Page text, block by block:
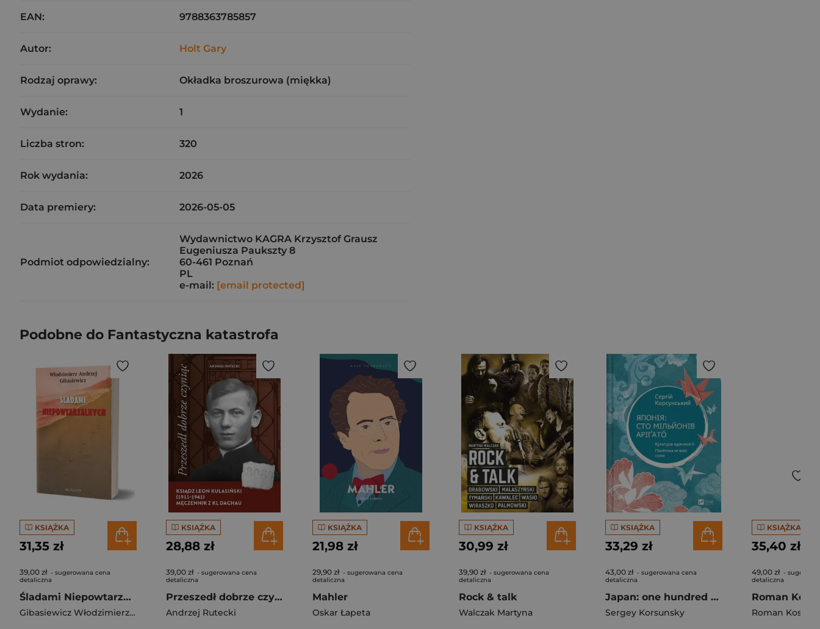
EAN: 9788363785857
Autor: Holt Gary
Rodzaj oprawy: Okładka broszurowa (miękka)
Wydanie: 1
Liczba stron: 320
Rok wydania: 2026
Data premiery: 2026-05-05
Podmiot odpowiedzialny:
Wydawnictwo KAGRA Krzysztof Grausz
Eugeniusza Paukszty 8
60-461 Poznań
PL
e-mail: [email protected]
Podobne do Fantastyczna katastrofa
KSIĄŻKA
31,35 zł
39,00 zł - sugerowana cena
detaliczna
Śladami Niepowtarzalnych
Gibasiewicz Włodzimierz Andrzej
KSIĄŻKA
28,88 zł
39,00 zł - sugerowana cena
detaliczna
Przeszedł dobrze czyniąc. Ksiądz Leon Kulasiński..
Andrzej Rutecki
KSIĄŻKA
21,98 zł
29,90 zł - sugerowana cena
detaliczna
Mahler
Oskar Łapeta
KSIĄŻKA
30,99 zł
39,90 zł - sugerowana cena
detaliczna
Rock & talk
Walczak Martyna
KSIĄŻKA
33,29 zł
43,00 zł - sugerowana cena
detaliczna
Japan: one hundred million arigato w. ukraińska
Sergey Korsunsky
KSIĄŻKA
35,40 zł
49,00 zł -
detaliczna
Roman